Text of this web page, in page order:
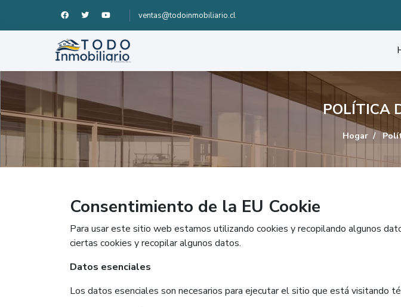
ventas@todoinmobiliario.cl
POLÍTICA
Hogar
Consentimiento de la EU Cookie
Para usar este sitio web estamos utilizando cookies y recopilando algunos
ciertas cookies y recopilar algunos datos.
Datos esenciales
Los datos esenciales son necesarios para ejecutar el sitio que está visitando